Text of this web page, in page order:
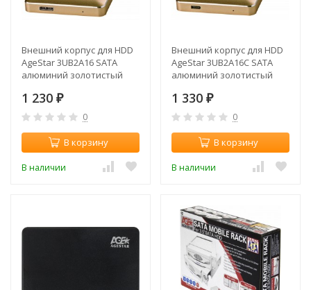
Внешний корпус для HDD
AgeStar 3UB2A16 SATA
алюминий золотистый
1 230 ₽
0
В корзину
В наличии
Внешний корпус для HDD
AgeStar 3UB2A16C SATA
алюминий золотистый
1 330 ₽
0
В корзину
В наличии